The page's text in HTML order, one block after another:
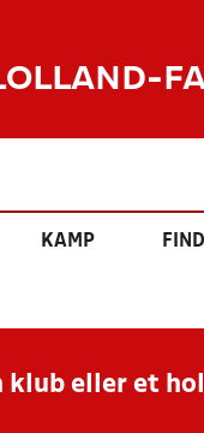
KAMP
klub eller et